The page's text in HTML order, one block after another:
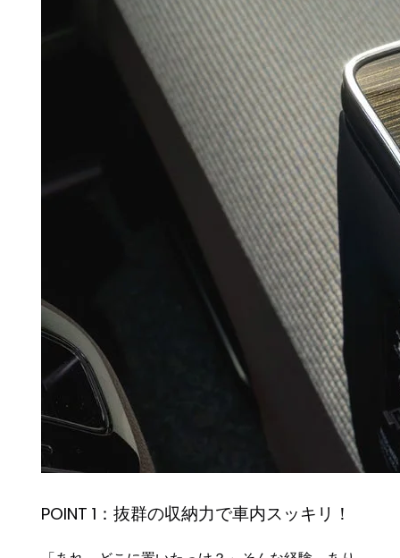
POINT 1：抜群の収納力で車内スッキリ！